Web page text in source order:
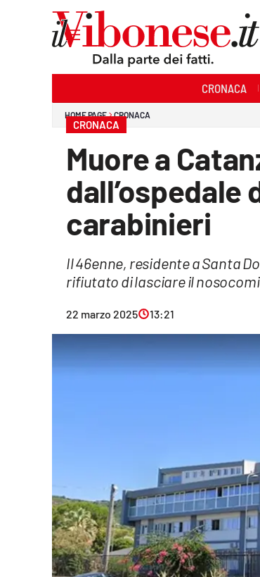
CRONACA
HOME PAGE CRONACA
CRONACA
Muore a
dall’ospedale
carabinieri
Il 46enne, residente a Santa
rifiutato di lasciare il
22 marzo 2025 13:21